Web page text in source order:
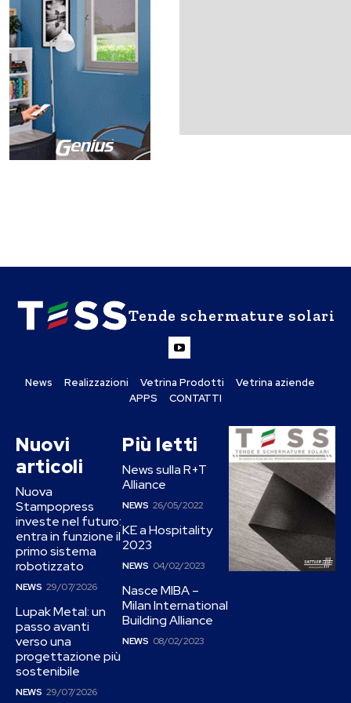
Tende schermature solari
News Realizzazioni Vetrina Prodotti
Vetrina aziende
APPS
CONTATTI
Nuovi
articoli
Nuova
Stampopress
investe nel futuro:
entra in funzione il
primo sistema
robotizzato
NEWS 29/07/2026
Lupak Metal: un
passo avanti
verso una
progettazione più
sostenibile
NEWS 29/07/2026
Più letti
News sulla R+T
Alliance
NEWS 26/05/2022
KE a Hospitality
2023
NEWS 04/02/2023
Nasce MIBA –
Milan International
Building Alliance
NEWS 08/02/2023